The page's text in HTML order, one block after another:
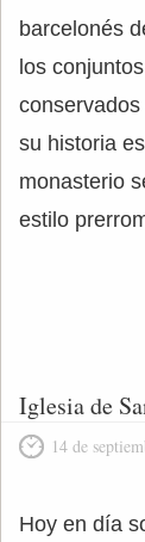
barcelonés
los
su historia
monasterio
estilo
Iglesia de
14 de
Hoy en día